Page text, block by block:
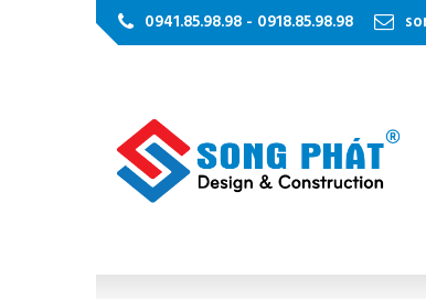
0941.85.98.98 - 0918.85.98.98